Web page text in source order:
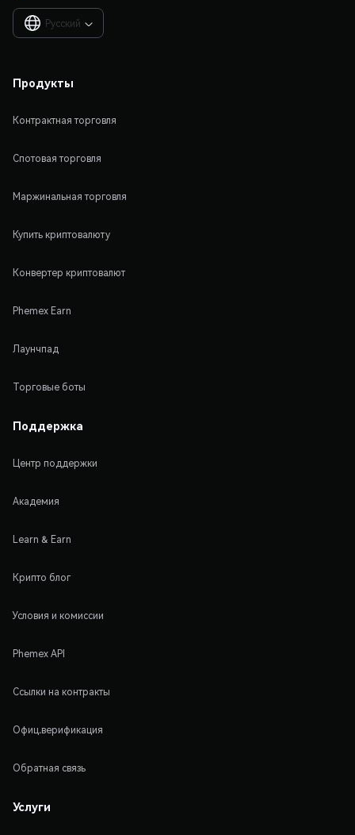
Русский 
Продукты
Контрактная торговля
Спотовая торговля
Маржинальная торговля
Купить криптовалюту
Конвертер криптовалют
Phemex Earn
Лаунчпад
Торговые боты
Поддержка
Центр поддержки
Академия
Learn & Earn
Крипто блог
Условия и комиссии
Phemex API
Ссылки на контракты
Офиц.верификация
Обратная связь
Услуги